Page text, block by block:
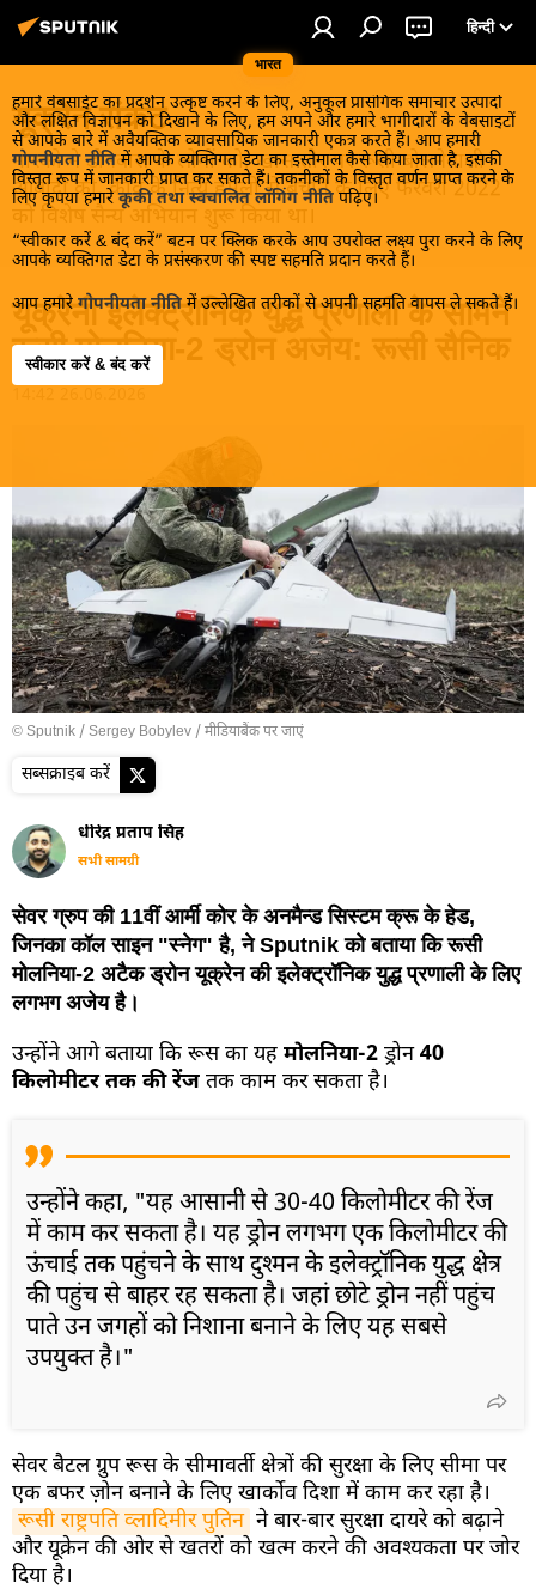
भारत
हिन्दी
हमारे वेबसाईट का प्रदर्शन उत्कृष्ट करने के लिए, अनुकूल प्रासंगिक समाचार उत्पादों
और लक्षित विज्ञापन को दिखाने के लिए, हम अपने और हमारे भागीदारों के वेबसाइटों
से आपके बारे में अवैयक्तिक व्यावसायिक जानकारी एकत्र करते हैं। आप हमारी
गोपनीयता नीति में आपके व्यक्तिगत डेटा का इस्तेमाल कैसे किया जाता है, इसकी
विस्तृत रूप में जानकारी प्राप्त कर सकते हैं। तकनीकों के विस्तृत वर्णन प्राप्त करने के
लिए कृपया हमारे कूकी तथा स्वचालित लॉगिंग नीति पढ़िए।
“स्वीकार करें & बंद करें” बटन पर क्लिक करके आप उपरोक्त लक्ष्य पुरा करने के लिए
आपके व्यक्तिगत डेटा के प्रसंस्करण की स्पष्ट सहमति प्रदान करते हैं।
आप हमारे गोपनीयता नीति में उल्लेखित तरीकों से अपनी सहमति वापस ले सकते हैं।
स्वीकार करें & बंद करें
यूक्रेन संकट
मास्को ने डोनबास के लोगों को, खास तौर पर रूसी बोलनेवाली
आबादी को, कीव के नित्य हमलों से बचाने के लिए फरवरी 2022
को विशेष सैन्य अभियान शुरू किया था।
यूक्रेनी इलेक्ट्रॉनिक युद्ध प्रणाली के सामने
रूसी मोलनिया-2 ड्रोन अजेय: रूसी सैनिक
© Sputnik / Sergey Bobylev /मीडियाबैंक पर जाएं
सब्सक्राइब करें
धीरेंद्र प्रताप सिंह
सभी सामग्री
सेवर ग्रुप की 11वीं आर्मी कोर के अनमैन्ड सिस्टम क्रू के हेड,
जिनका कॉल साइन "स्नेग" है, ने Sputnik को बताया कि रूसी
मोलनिया-2 अटैक ड्रोन यूक्रेन की इलेक्ट्रॉनिक युद्ध प्रणाली के लिए
लगभग अजेय है।
उन्होंने आगे बताया कि रूस का यह मोलनिया-2 ड्रोन40
किलोमीटर तक की रेंज तक काम कर सकता है।
उन्होंने कहा, "यह आसानी से 30-40 किलोमीटर की रेंज
में काम कर सकता है। यह ड्रोन लगभग एक किलोमीटर की
ऊंचाई तक पहुंचने के साथ दुश्मन के इलेक्ट्रॉनिक युद्ध क्षेत्र
की पहुंच से बाहर रह सकता है। जहां छोटे ड्रोन नहीं पहुंच
पाते उन जगहों को निशाना बनाने के लिए यह सबसे
उपयुक्त है।"
सेवर बैटल ग्रुप रूस के सीमावर्ती क्षेत्रों की सुरक्षा के लिए सीमा पर
एक बफर ज़ोन बनाने के लिए खार्कोव दिशा में काम कर रहा है।
रूसी राष्ट्रपति व्लादिमीर पुतिन ने बार-बार सुरक्षा दायरे को बढ़ाने
और यूक्रेन की ओर से खतरों को खत्म करने की अवश्यकता पर जोर
दिया है।